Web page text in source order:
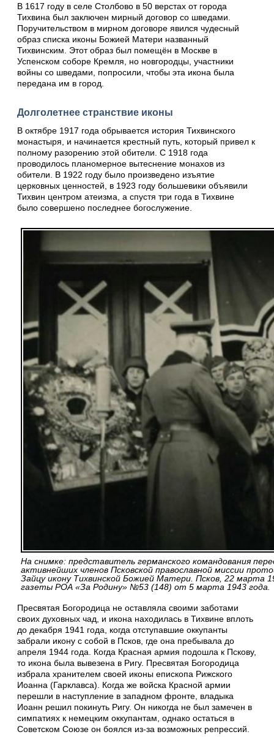
В 1617 году в селе Столбово в 50 верстах от города
Тихвина был заключен мирный договор со шведами.
Поручительством в мирном договоре явился чудесный
образ списка иконы Божией Матери названный
Тихвинским. Этот образ был помещён в Москве в
Успенском соборе Кремля, но новгородцы, участники
войны со шведами, попросили, чтобы эта икона была
передана им в город.
Долголетнее странствие иконы
В октябре 1917 года обрывается история Тихвинского
монастыря, и начинается крестный путь, который привел к
полному разорению этой обители. С 1918 года
проводилось планомерное вытеснение монахов из
обители. В 1922 году было произведено изъятие
церковных ценностей, в 1923 году большевики объявили
Тихвин центром атеизма, а спустя три года в Тихвине
было совершено последнее богослужение.
На снимке: представитель германского командования
активнейших членов Псковской православной миссии
Зайцу икону Тихвинской Божией Матери. Псков, 22 марта
газеты РОА «За Родину» №53 (148) от 5 марта 1943 года.
Пресвятая Богородица не оставляла своими заботами
своих духовных чад, и икона находилась в Тихвине вплоть
до декабря 1941 года, когда отступавшие оккупанты
забрали икону с собой в Псков, где она пребывала до
апреля 1944 года. Когда Красная армия подошла к Пскову,
то икона была вывезена в Ригу. Пресвятая Богородица
избрала хранителем своей иконы епископа Рижского
Иоанна (Гарклавса). Когда же войска Красной армии
перешли в наступление в западном фронте, владыка
Иоанн решил покинуть Ригу. Он никогда не был замечен в
симпатиях к немецким оккупантам, однако остаться в
Советском Союзе он боялся из-за возможных репрессий.